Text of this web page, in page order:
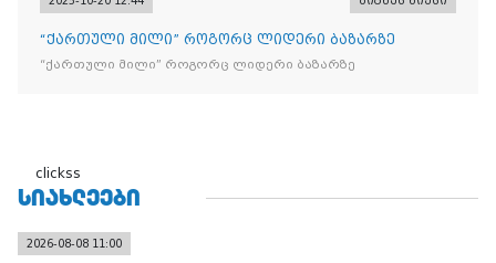
“ქართული მილი” როგორც ლიდერი ბაზარზე
“ქართული მილი” როგორც ლიდერი ბაზარზე
clickss
ᲡᲘᲐᲮᲚᲔᲔᲑᲘ
2026-08-08 11:00